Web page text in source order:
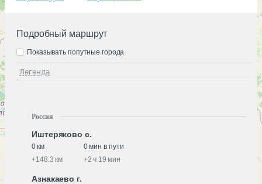
Подробный маршрут
Легенда
Показывать попутные города
Россия
Иштеряково с.
0 км
0 мин в пути
+148.3 км +2 ч 19 мин
Азнакаево г.